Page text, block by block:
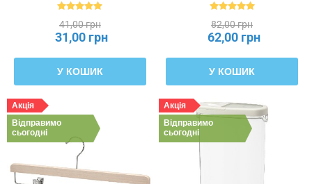
41,00 грн
31,00 грн
У КОШИК
82,00 грн
62,00 грн
У КОШИК
Акція
Відправимо
сьогодні
Акція
Відправимо
сьогодні